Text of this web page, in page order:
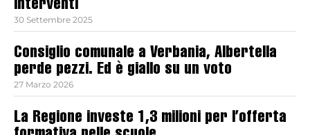
interventi
30 Settembre 2025
Consiglio comunale a Verbania, Albertella
perde pezzi. Ed è giallo su un voto
27 Marzo 2026
La Regione investe 1,3 milioni per l’offerta